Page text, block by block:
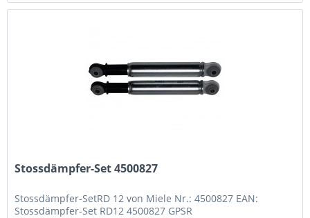
Stossdämpfer-Set 4500827
Stossdämpfer-SetRD 12 von Miele Nr.: 4500827 EAN:
Stossdämpfer-Set RD12 4500827 GPSR